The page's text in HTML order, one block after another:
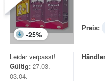
-25%
Preis:
Leider verpasst!
Gültig: 27.03. -
03.04.